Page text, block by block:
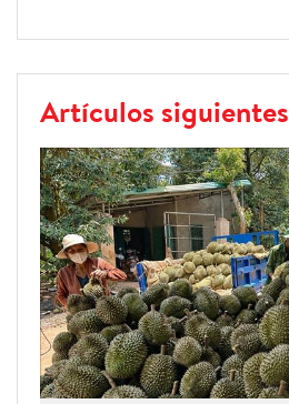
Artículos siguientes